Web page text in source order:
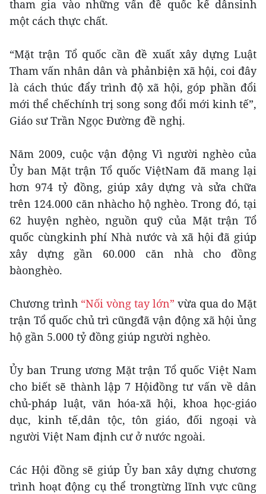
tham gia vào những vấn đề quốc kế dânsinh
một cách thực chất.
“Mặt trận Tổ quốc cần đề xuất xây dựng Luật
Tham vấn nhân dân và phảnbiện xã hội, coi đây
là cách thúc đẩy trình độ xã hội, góp phần đổi
mới thể chếchính trị song song đổi mới kinh tế”,
Giáo sư Trần Ngọc Đường đề nghị.
Năm 2009, cuộc vận động Vì người nghèo của
Ủy ban Mặt trận Tổ quốc ViệtNam đã mang lại
hơn 974 tỷ đồng, giúp xây dựng và sửa chữa
trên 124.000 căn nhàcho hộ nghèo. Trong đó, tại
62 huyện nghèo, nguồn quỹ của Mặt trận Tổ
quốc cùngkinh phí Nhà nước và xã hội đã giúp
xây dựng gần 60.000 căn nhà cho đồng
bàonghèo.
Chương trình “Nối vòng tay lớn” vừa qua do Mặt
trận Tổ quốc chủ trì cũngđã vận động xã hội ủng
hộ gần 5.000 tỷ đồng giúp người nghèo.
Ủy ban Trung ương Mặt trận Tổ quốc Việt Nam
cho biết sẽ thành lập 7 Hộiđồng tư vấn về dân
chủ-pháp luật, văn hóa-xã hội, khoa học-giáo
dục, kinh tế,dân tộc, tôn giáo, đối ngoại và
người Việt Nam định cư ở nước ngoài.
Các Hội đồng sẽ giúp Ủy ban xây dựng chương
trình hoạt động cụ thể trongtừng lĩnh vực cũng